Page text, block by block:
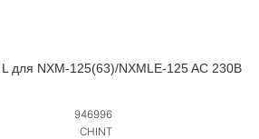
для NXM-125(63)/NXMLE-125 AC 230В
946996
CHINT